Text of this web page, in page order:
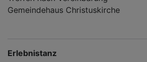
Gemeindehaus Christuskirche
Erlebnistanz